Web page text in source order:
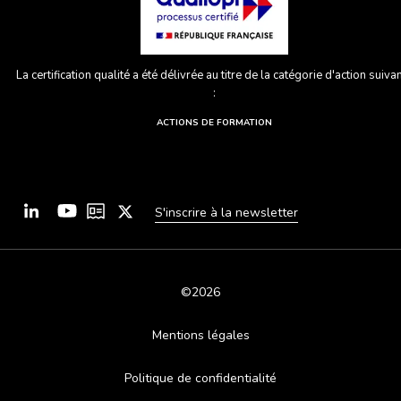
La certification qualité a été délivrée au titre de la catégorie d'action
:
ACTIONS DE FORMATION
S'inscrire à la newsletter
©2026
Mentions légales
Politique de confidentialité